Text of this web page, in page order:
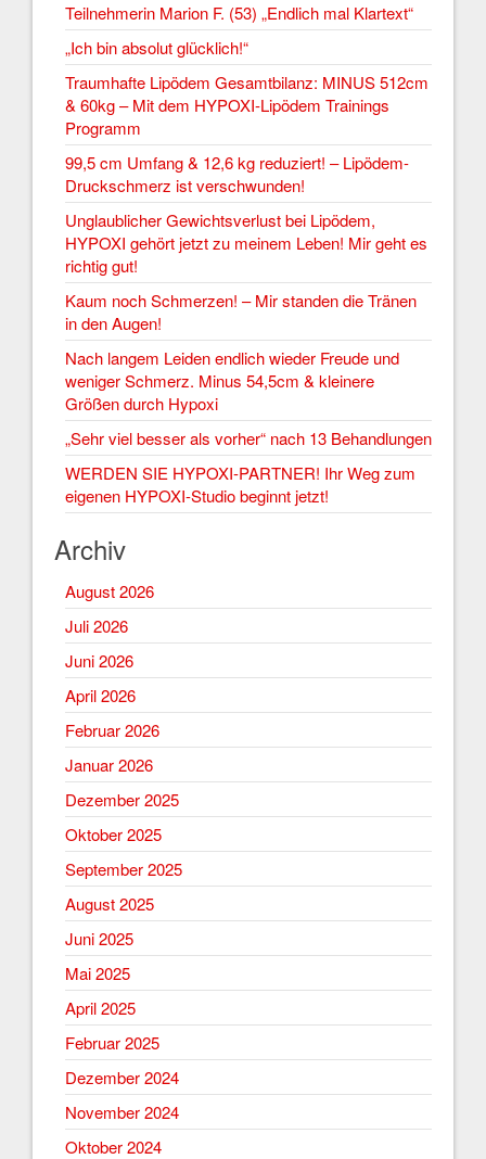
Teilnehmerin Marion F. (53) „Endlich mal Klartext“
„Ich bin absolut glücklich!“
Traumhafte Lipödem Gesamtbilanz: MINUS 512cm
& 60kg – Mit dem HYPOXI-Lipödem Trainings
Programm
99,5 cm Umfang & 12,6 kg reduziert! – Lipödem-
Druckschmerz ist verschwunden!
Unglaublicher Gewichtsverlust bei Lipödem,
HYPOXI gehört jetzt zu meinem Leben! Mir geht es
richtig gut!
Kaum noch Schmerzen! – Mir standen die Tränen
in den Augen!
Nach langem Leiden endlich wieder Freude und
weniger Schmerz. Minus 54,5cm & kleinere
Größen durch Hypoxi
„Sehr viel besser als vorher“ nach 13 Behandlungen
WERDEN SIE HYPOXI-PARTNER! Ihr Weg zum
eigenen HYPOXI-Studio beginnt jetzt!
Archiv
August 2026
Juli 2026
Juni 2026
April 2026
Februar 2026
Januar 2026
Dezember 2025
Oktober 2025
September 2025
August 2025
Juni 2025
Mai 2025
April 2025
Februar 2025
Dezember 2024
November 2024
Oktober 2024